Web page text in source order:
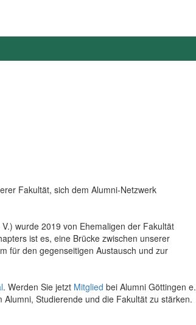
Fakultät, sich dem Alumni-Netzwerk
wurde 2019 von Ehemaligen der Fakultät
ist es, eine Brücke zwischen unserer
für den gegenseitigen Austausch und zur
. Werden Sie jetzt Mitglied bei Alumni Göttingen e.
Studierende und die Fakultät zu stärken.